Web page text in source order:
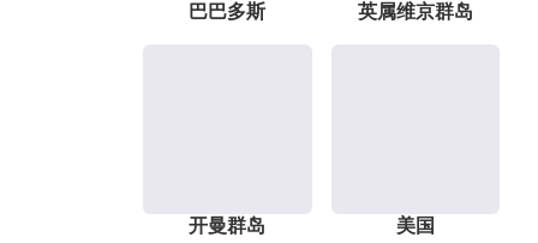
巴巴多斯 英属维京群岛
开曼群岛 美国